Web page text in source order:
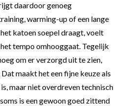
daardoor genoeg
warming-up of een lange
katoen soepel draagt, voelt
tempo omhooggaat. Tegelijk
om er verzorgd uit te zien,
maakt het een fijne keuze als
maar niet overdreven technisch
is een gewoon goed zittend